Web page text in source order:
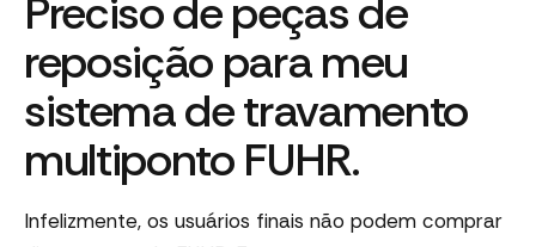
Preciso de peças de
reposição para meu
sistema de travamento
multiponto FUHR.
Infelizmente, os usuários finais não podem comprar